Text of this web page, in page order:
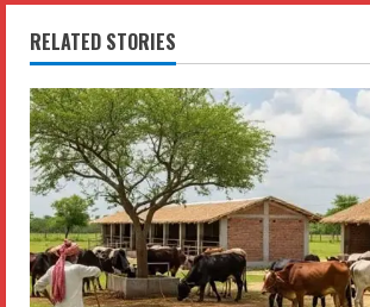
n
u
e
R
e
a
RELATED STORIES